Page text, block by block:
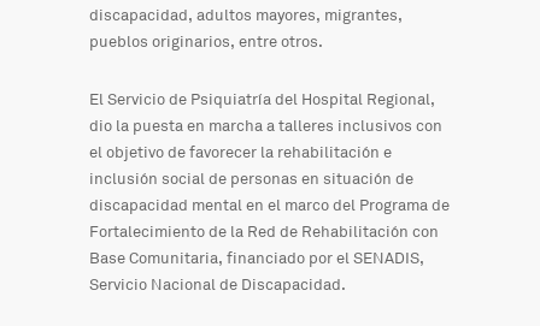
discapacidad, adultos mayores, migrantes,
pueblos originarios, entre otros.
El Servicio de Psiquiatría del Hospital Regional,
dio la puesta en marcha a talleres inclusivos con
el objetivo de favorecer la rehabilitación e
inclusión social de personas en situación de
discapacidad mental en el marco del Programa de
Fortalecimiento de la Red de Rehabilitación con
Base Comunitaria, financiado por el SENADIS,
Servicio Nacional de Discapacidad.